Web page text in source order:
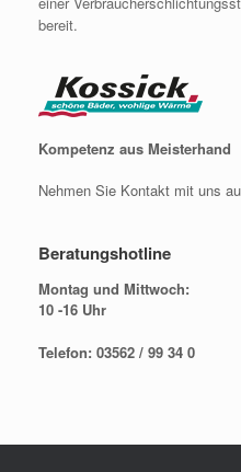
bereit.
Kompetenz aus Meisterhand
Nehmen Sie Kontakt mit uns
Beratungshotline
Montag und Mittwoch:
10 -16 Uhr
Telefon: 03562 / 99 34 0